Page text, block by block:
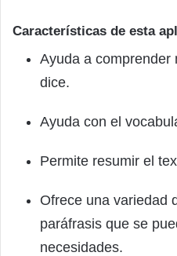
Características de esta
Ayuda a comprender
dice.
Ayuda con el
Permite resumir el
Ofrece una variedad
paráfrasis que se
necesidades.